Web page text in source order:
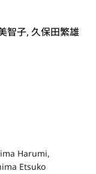
智子, 久保田繁雄
Harumi,
Etsuko